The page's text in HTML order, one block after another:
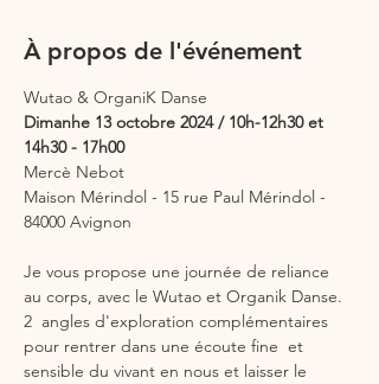
À propos de l'événement
Wutao & OrganiK Danse
Dimanhe 13 octobre 2024 / 10h-12h30 et
14h30 - 17h00
Mercè Nebot
Maison Mérindol - 15 rue Paul Mérindol -
84000 Avignon
Je vous propose une journée de reliance
au corps, avec le Wutao et Organik Danse.
2  angles d'exploration complémentaires
pour rentrer dans une écoute fine  et
sensible du vivant en nous et laisser le